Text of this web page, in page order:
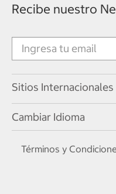
Recibe nuestro
Sitios Internacionales
Cambiar Idioma
Términos y